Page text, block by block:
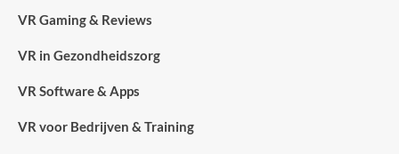
VR Gaming & Reviews
VR in Gezondheidszorg
VR Software & Apps
VR voor Bedrijven & Training